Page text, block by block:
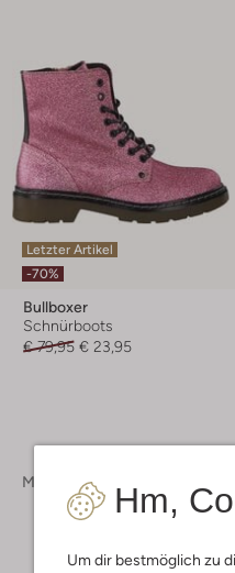
Hm,
Um dir bestmöglich zu
Letzter Artikel
-70%
Bullboxer
Schnürboots
€ 79,95 € 23,95
Mädchen